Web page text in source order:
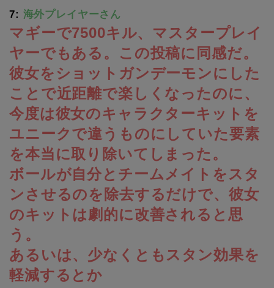
7: 海外プレイヤーさん
マギーで7500キル、マスタープレイ
ヤーでもある。この投稿に同感だ。
彼女をショットガンデーモンにした
ことで近距離で楽しくなったのに、
今度は彼女のキャラクターキットを
ユニークで違うものにしていた要素
を本当に取り除いてしまった。
ボールが自分とチームメイトをスタ
ンさせるのを除去するだけで、彼女
のキットは劇的に改善されると思
う。
あるいは、少なくともスタン効果を
軽減するとか